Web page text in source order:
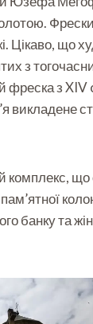
Цікаво, що
з
фреска з XIV
викладене
комплекс, що
банку та